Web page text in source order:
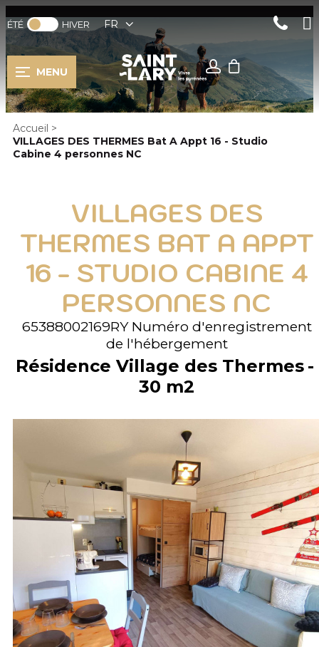
ÉTÉ HIVER FR
MENU
Accueil >
VILLAGES DES THERMES Bat A Appt 16 - Studio
Cabine 4 personnes NC
VILLAGES DES
THERMES BAT A APPT
16 - STUDIO CABINE 4
PERSONNES NC
65388002169RY Numéro d'enregistrement
de l'hébergement
Résidence Village des Thermes
30 m2